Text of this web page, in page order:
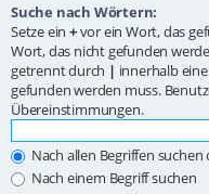
Suche nach Wörtern:
Setze ein +vor ein Wort, das
Wort, das nicht gefunden
getrennt durch | innerhalb
gefunden werden muss.
Übereinstimmungen.
Nach allen Begriffen
Nach einem Begriff suchen